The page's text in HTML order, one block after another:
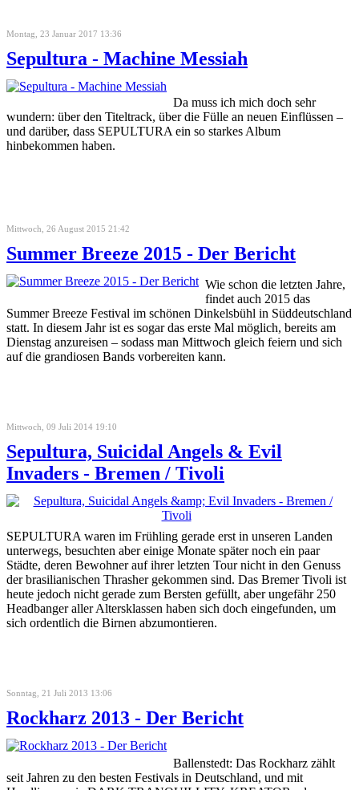
Montag, 23 Januar 2017 13:36
Sepultura - Machine Messiah
Da muss ich mich doch sehr
wundern: über den Titeltrack, über die Fülle an neuen Einflüssen –
und darüber, dass SEPULTURA ein so starkes Album
hinbekommen haben.
Mittwoch, 26 August 2015 21:42
Summer Breeze 2015 - Der Bericht
Wie schon die letzten Jahre,
findet auch 2015 das
Summer Breeze Festival im schönen Dinkelsbühl in Süddeutschland
statt. In diesem Jahr ist es sogar das erste Mal möglich, bereits am
Dienstag anzureisen – sodass man Mittwoch gleich feiern und sich
auf die grandiosen Bands vorbereiten kann.
Mittwoch, 09 Juli 2014 19:10
Sepultura, Suicidal Angels & Evil
Invaders - Bremen / Tivoli
SEPULTURA waren im Frühling gerade erst in unseren Landen
unterwegs, besuchten aber einige Monate später noch ein paar
Städte, deren Bewohner auf ihrer letzten Tour nicht in den Genuss
der brasilianischen Thrasher gekommen sind. Das Bremer Tivoli ist
heute jedoch nicht gerade zum Bersten gefüllt, aber ungefähr 250
Headbanger aller Altersklassen haben sich doch eingefunden, um
sich ordentlich die Birnen abzumontieren.
Sonntag, 21 Juli 2013 13:06
Rockharz 2013 - Der Bericht
Ballenstedt: Das Rockharz zählt
seit Jahren zu den besten Festivals in Deutschland, und mit